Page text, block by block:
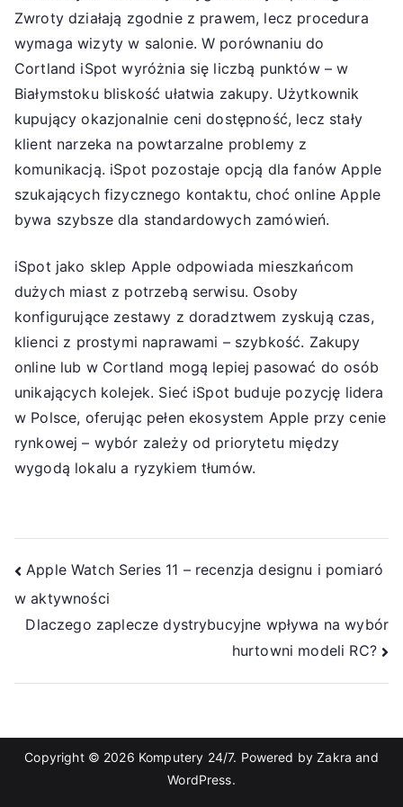
Zwroty działają zgodnie z prawem, lecz procedura
wymaga wizyty w salonie. W porównaniu do
Cortland iSpot wyróżnia się liczbą punktów – w
Białymstoku bliskość ułatwia zakupy. Użytkownik
kupujący okazjonalnie ceni dostępność, lecz stały
klient narzeka na powtarzalne problemy z
komunikacją. iSpot pozostaje opcją dla fanów Apple
szukających fizycznego kontaktu, choć online Apple
bywa szybsze dla standardowych zamówień.
iSpot jako sklep Apple odpowiada mieszkańcom
dużych miast z potrzebą serwisu. Osoby
konfigurujące zestawy z doradztwem zyskują czas,
klienci z prostymi naprawami – szybkość. Zakupy
online lub w Cortland mogą lepiej pasować do osób
unikających kolejek. Sieć iSpot buduje pozycję lidera
w Polsce, oferując pełen ekosystem Apple przy cenie
rynkowej – wybór zależy od priorytetu między
wygodą lokalu a ryzykiem tłumów.
Nawigacja
wpisu
Apple Watch Series 11 – recenzja designu i pomiaró
w aktywności
Dlaczego zaplecze dystrybucyjne wpływa na wybór
hurtowni modeli RC?
Copyright © 2026 Komputery 24/7. Powered byZakra and
WordPress.